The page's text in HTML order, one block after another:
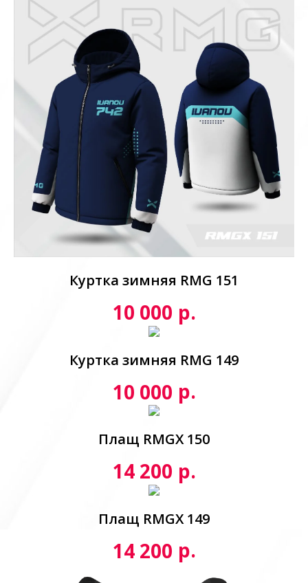
Куртка зимняя RMG 151
10 000 р.
Куртка зимняя RMG 149
10 000 р.
Плащ RMGX 150
14 200 р.
Плащ RMGX 149
14 200 р.